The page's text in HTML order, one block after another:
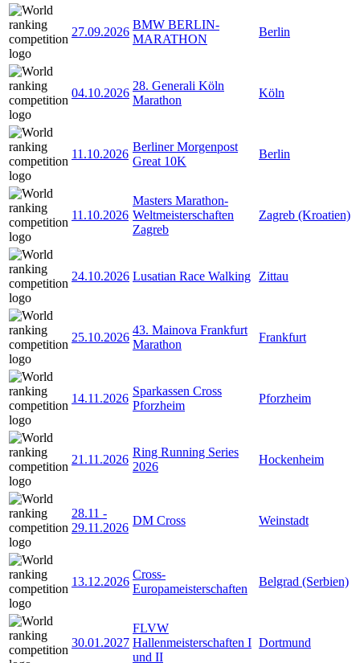
27.09.2026
BMW BERLIN-
MARATHON
Berlin
04.10.2026
28. Generali Köln
Marathon
Köln
11.10.2026
Berliner Morgenpost
Great 10K
Berlin
11.10.2026
Masters Marathon-
Weltmeisterschaften
Zagreb
Zagreb (Kroatien)
24.10.2026 Lusatian Race Walking Zittau
25.10.2026
43. Mainova Frankfurt
Marathon
Frankfurt
14.11.2026
Sparkassen Cross
Pforzheim
Pforzheim
21.11.2026
Ring Running Series
2026
Hockenheim
28.11 -
29.11.2026
DM Cross Weinstadt
13.12.2026
Cross-
Europameisterschaften
Belgrad (Serbien)
30.01.2027
FLVW
Hallenmeisterschaften I
und II
Dortmund